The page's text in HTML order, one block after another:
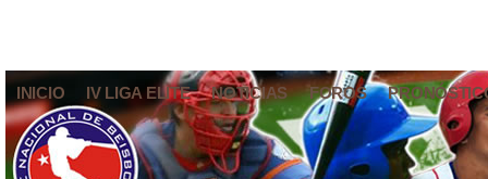
INICIO IV LIGA ELITE NOTICIAS FOROS